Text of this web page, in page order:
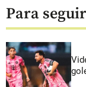
Para